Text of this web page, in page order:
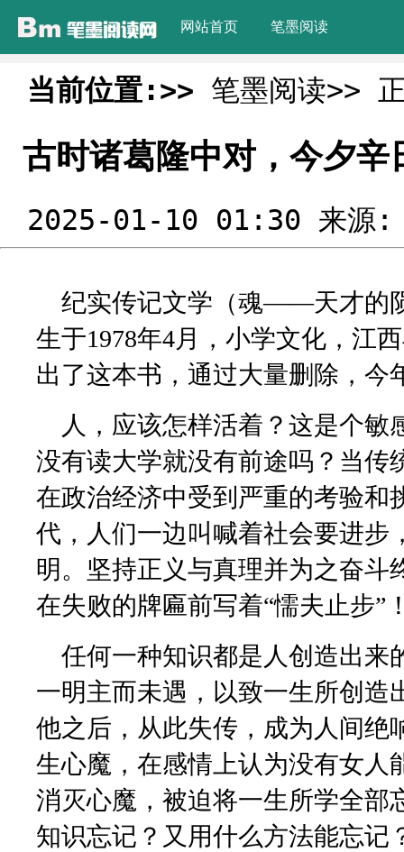
网站首页 笔墨阅读
当前位置:>> 笔墨阅读>>
古时诸葛隆中对，今夕辛
2025-01-10 01:30 来源
纪实传记文学（魂——天才的
生于1978年4月，小学文化，江
出了这本书，通过大量删除，今
人，应该怎样活着？这是个敏
没有读大学就没有前途吗？当传
在政治经济中受到严重的考验和
代，人们一边叫喊着社会要进步
明。坚持正义与真理并为之奋斗
在失败的牌匾前写着“懦夫止步”
任何一种知识都是人创造出来
一明主而未遇，以致一生所创造
他之后，从此失传，成为人间绝
生心魔，在感情上认为没有女人
消灭心魔，被迫将一生所学全部
知识忘记？又用什么方法能忘记